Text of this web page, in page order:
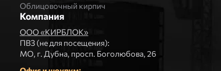
Облицовочный кирпич
Компания
ООО «КИРБЛОК»
ПВЗ (не для посещения):
МO, г. Дубна, просп. Боголюбова, 26